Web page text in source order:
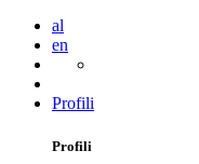
al
en
Profili
Profili